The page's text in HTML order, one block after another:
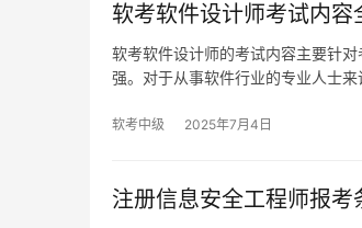
软考软件设计师考试内容
软考软件设计师的考试内容主要针
强。对于从事软件行业的专业人士
软考中级 2025年7月4日
注册信息安全工程师报